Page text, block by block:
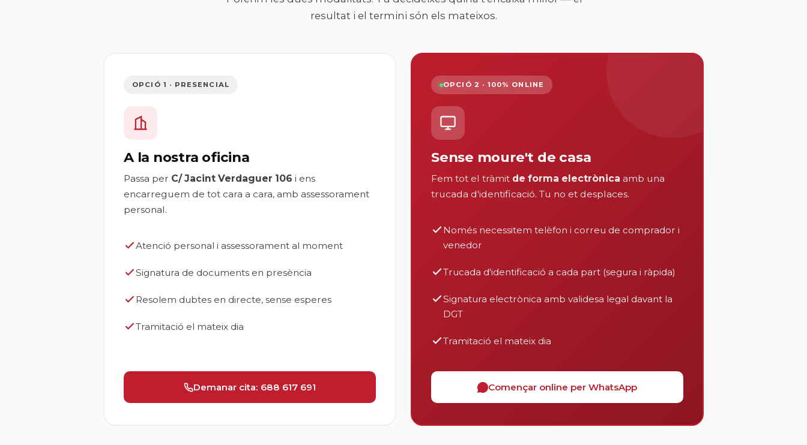
resultat i el termini són els mateixos.
OPCIÓ 1 · PRESENCIAL
A la nostra oficina
Passa per C/ Jacint Verdaguer 106 i ens
encarreguem de tot cara a cara, amb assessorament
personal.
Atenció personal i assessorament al moment
Signatura de documents en presència
Resolem dubtes en directe, sense esperes
Tramitació el mateix dia
Demanar cita: 688 617 691
OPCIÓ 2 · 100% ONLINE
Sense moure't de casa
Fem tot el tràmit de forma electrònica amb una
trucada d'identificació. Tu no et desplaces.
Només necessitem telèfon i correu de comprador i
venedor
Trucada d'identificació a cada part (segura i ràpida)
Signatura electrònica amb validesa legal davant la
DGT
Tramitació el mateix dia
Començar online per WhatsApp